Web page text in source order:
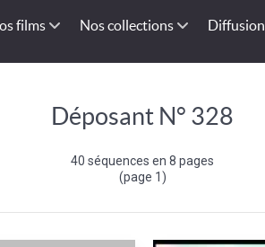
films Nos collections Diffusion
Déposant N° 328
40 séquences en 8 pages
(page 1)